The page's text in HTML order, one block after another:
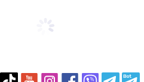
вироблених компаніями: